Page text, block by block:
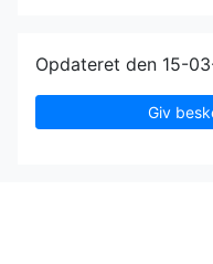
Opdateret den 15-
Giv